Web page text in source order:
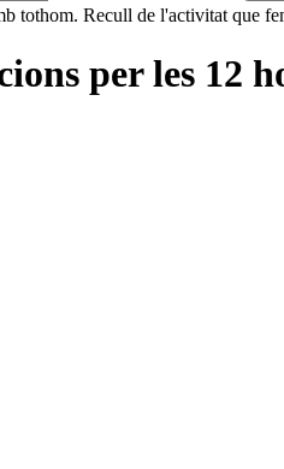
tothom. Recull de l'activitat que
per les 12